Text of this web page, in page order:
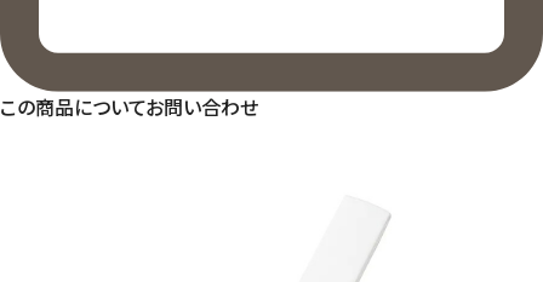
この商品についてお問い合わせ